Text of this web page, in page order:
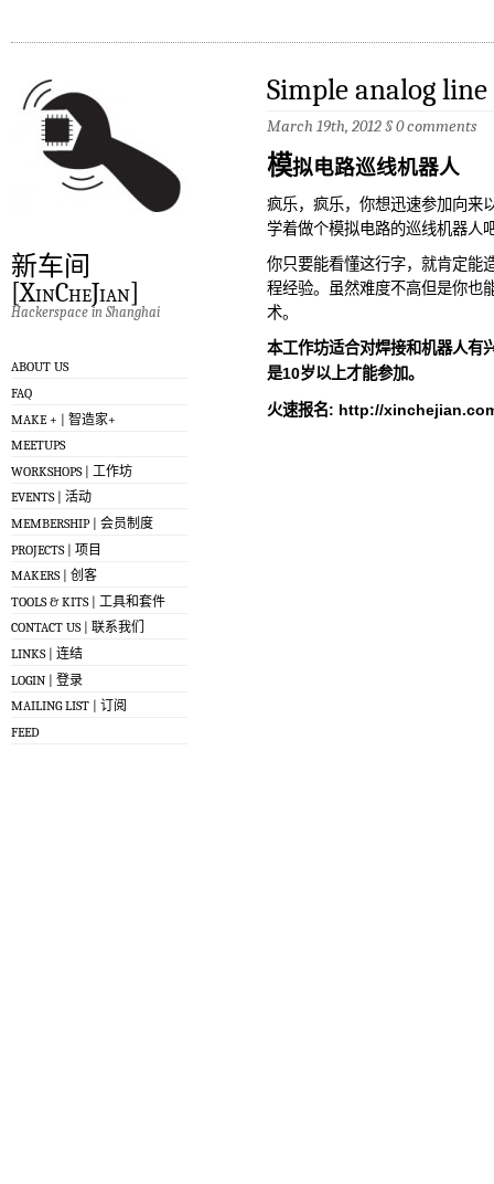
新车间
[XinCheJian]
Hackerspace in Shanghai
ABOUT US
FAQ
MAKE + | 智造家+
MEETUPS
WORKSHOPS | 工作坊
EVENTS | 活动
MEMBERSHIP | 会员制度
PROJECTS | 项目
MAKERS | 创客
TOOLS & KITS | 工具和套件
CONTACT US | 联系我们
LINKS | 连结
LOGIN | 登录
MAILING LIST | 订阅
FEED
Simple analog
March 19th, 2012§0 comments
模拟电路巡线机器人
疯乐，疯乐，你想迅速参加向来
学着做个模拟电路的巡线机器人
你只要能看懂这行字，就肯定能
程经验。虽然难度不高但是你也
术。
本工作坊适合对焊接和机器人有
是10岁以上才能参加。
火速报名: http://